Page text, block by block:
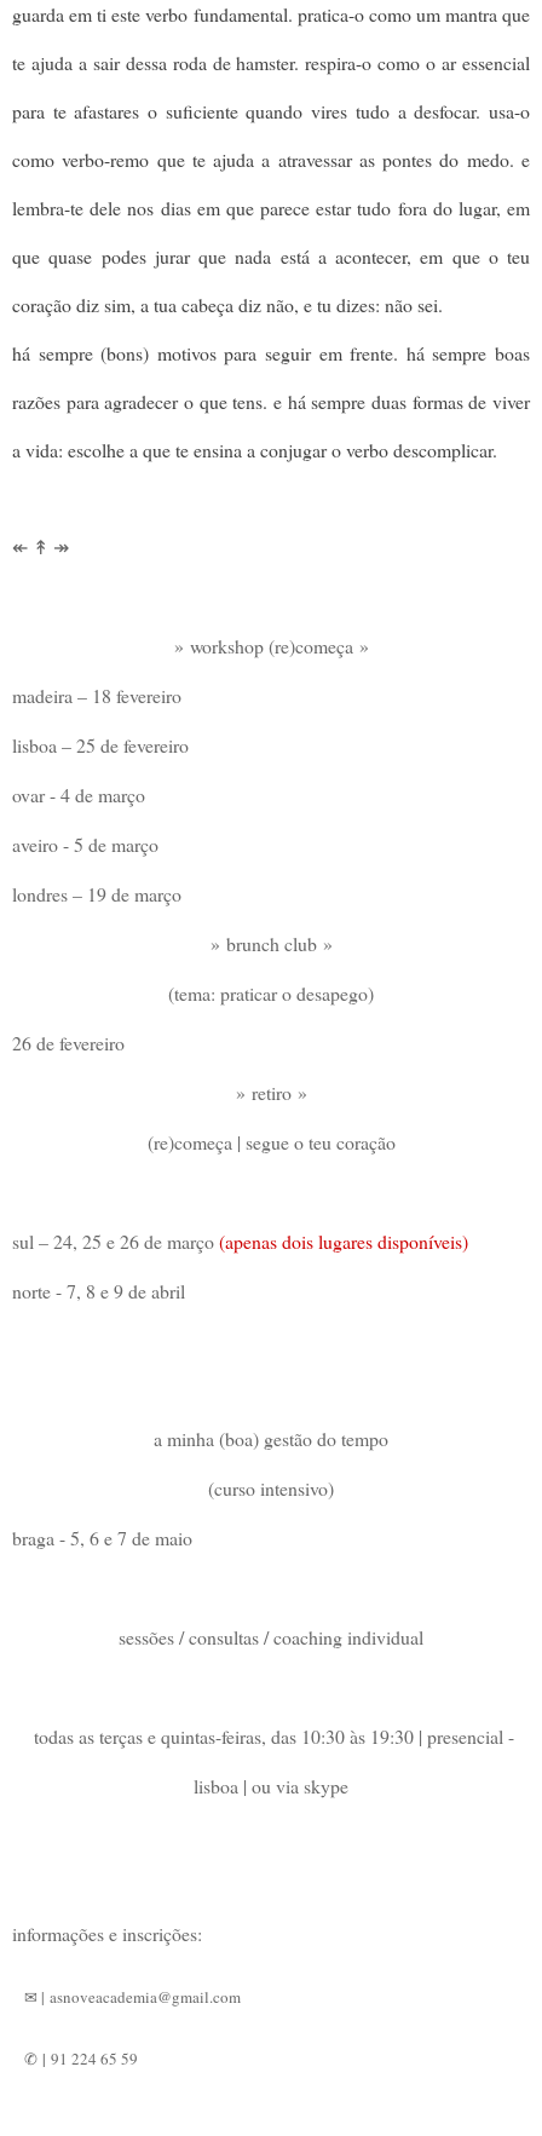
guarda em ti este verbo fundamental. pratica-o como um mantra que
te ajuda a sair dessa roda de hamster. respira-o como o ar essencial
para te afastares o suficiente quando vires tudo a desfocar. usa-o
como verbo-remo que te ajuda a atravessar as pontes do medo. e
lembra-te dele nos dias em que parece estar tudo fora do lugar, em
que quase podes jurar que nada está a acontecer, em que o teu
coração diz sim, a tua cabeça diz não, e tu dizes: não sei.
há sempre (bons) motivos para seguir em frente. há sempre boas
razões para agradecer o que tens. e há sempre duas formas de viver
a vida: escolhe a que te ensina a conjugar o verbo descomplicar.
↞ ↟ ↠
» workshop (re)começa »
madeira – 18 fevereiro
lisboa – 25 de fevereiro
ovar - 4 de março
aveiro - 5 de março
londres – 19 de março
» brunch club »
(tema: praticar o desapego)
26 de fevereiro
» retiro »
(re)começa | segue o teu coração
sul – 24, 25 e 26 de março(apenas dois lugares disponíveis)
norte - 7, 8 e 9 de abril
a minha (boa) gestão do tempo
(curso intensivo)
braga - 5, 6 e 7 de maio
sessões / consultas / coaching individual
todas as terças e quintas-feiras, das 10:30 às 19:30 | presencial -
lisboa | ou via skype
informações e inscrições:
✉ | asnoveacademia@gmail.com
✆ | 91 224 65 59